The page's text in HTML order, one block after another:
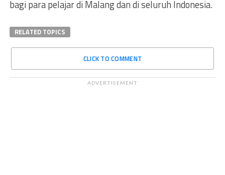
bagi para pelajar di Malang dan di seluruh Indonesia.
RELATED TOPICS
CLICK TO COMMENT
ADVERTISEMENT